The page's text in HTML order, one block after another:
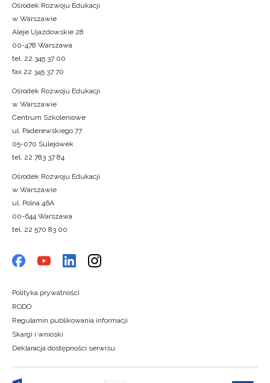
Ośrodek Rozwoju Edukacji
w Warszawie
Aleje Ujazdowskie 28
00-478 Warszawa
tel. 22 345 37 00
fax 22 345 37 70
Ośrodek Rozwoju Edukacji
w Warszawie
Centrum Szkoleniowe
ul. Paderewskiego 77
05-070 Sulejówek
tel. 22 783 37 84
Ośrodek Rozwoju Edukacji
w Warszawie
ul. Polna 46A
00-644 Warszawa
tel. 22 570 83 00
Polityka prywatności
RODO
Regulamin publikowania informacji
Skargi i wnioski
Deklaracja dostępności serwisu